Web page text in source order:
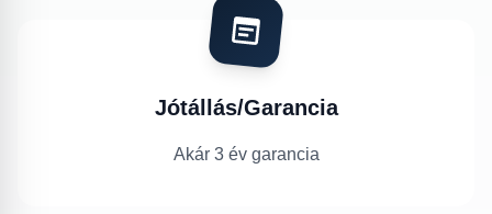
Jótállás/Garancia
Akár 3 év garancia